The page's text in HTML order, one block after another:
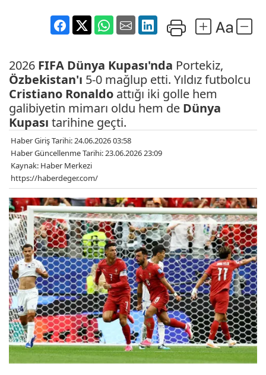
2026 FIFA Dünya Kupası'nda Portekiz,
Özbekistan'ı 5-0 mağlup etti. Yıldız futbolcu
Cristiano Ronaldo attığı iki golle hem
galibiyetin mimarı oldu hem de Dünya
Kupası tarihine geçti.
Haber Giriş Tarihi: 24.06.2026 03:58
Haber Güncellenme Tarihi: 23.06.2026 23:09
Kaynak: Haber Merkezi
https://haberdeger.com/